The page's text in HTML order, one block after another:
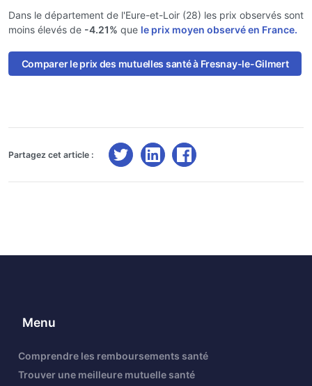
Dans le département de l'Eure-et-Loir (28) les prix observés sont
moins élevés de -4.21% que le prix moyen observé en France.
Comparer le prix des mutuelles santé à Fresnay-le-Gilmert
Partagez cet article :
Menu
Comprendre les remboursements santé
Trouver une meilleure mutuelle santé